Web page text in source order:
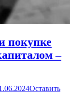
покупке
–
Оставить